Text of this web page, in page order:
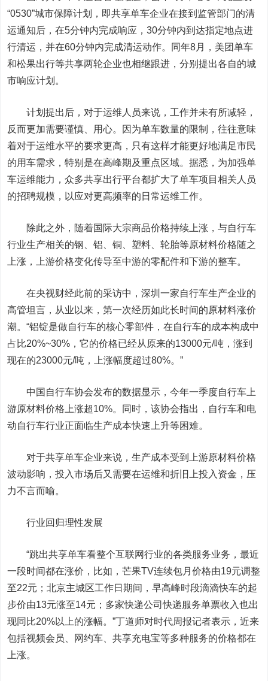
“0530”城市保障计划，即共享单车企业在接到监管部门的清
运通知后，在5分钟内完成响应，30分钟内到达指定地点进
行清运，并在60分钟内完成清运动作。同年8月，美团单车
和松果出行等共享两轮企业也相继跟进，分别提出各自的城
市响应计划。
计划提出后，对于运维人员来说，工作并未有所减轻，
反而更加需要谨慎、用心。因为单车数量的限制，往往意味
着对于运维水平的要求更高，只有这样才能更好地满足市民
的用车需求，特别是在高峰期及重点区域。据悉，为加强单
车运维能力，众多共享出行平台都扩大了单车项目相关人员
的招聘规模，以应对更高频率的日常运维工作。
除此之外，随着国际大宗商品价格持续上涨，与自行车
行业生产相关的钢、铝、铜、塑料、轮胎等原材料价格随之
上涨，上游价格变化传导至中游的零配件和下游的整车。
在央视财经此前的采访中，深圳一家自行车生产企业的
高管坦言，从业以来，第一次经历如此长时间的原材料涨价
潮。“铝锭是做自行车的核心零部件，在自行车的成本构成中
占比20%~30%，它的价格已经从原来的13000元/吨，涨到
现在的23000元/吨，上涨幅度超过80%。”
中国自行车协会发布的数据显示，今年一季度自行车上
游原材料价格上涨超10%。同时，该协会指出，自行车和电
动自行车行业正面临生产成本快速上升等困难。
对于共享单车企业来说，生产成本受到上游原材料价格
波动影响，投入市场后又需要在运维和折旧上投入资金，压
力不言而喻。
行业回归理性发展
“跳出共享单车看整个互联网行业的各类服务业务，最近
一段时间都在涨价，比如，芒果TV连续包月价格由19元调整
至22元；北京主城区工作日期间，早高峰时段滴滴快车的起
步价由13元涨至14元；多家快递公司快递服务单票收入也出
现同比20%以上的涨幅。”丁道师对时代周报记者表示，近来
包括视频会员、网约车、共享充电宝等多种服务的价格都在
上涨。